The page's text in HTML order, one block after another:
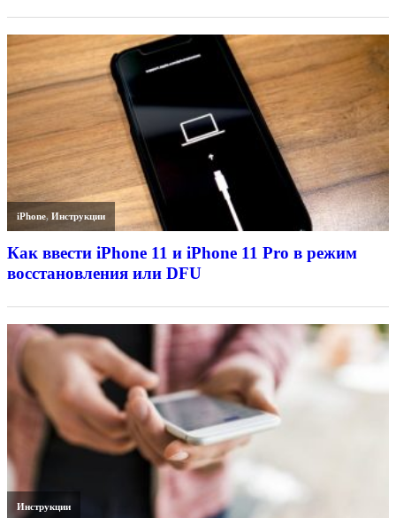
iPhone,Инструкции
Как ввести iPhone 11 и iPhone 11 Pro в режим
восстановления или DFU
Инструкции